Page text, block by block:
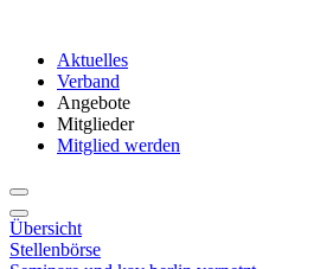
Aktuelles
Verband
Angebote
Mitglieder
Mitglied werden
Übersicht
Stellenbörse